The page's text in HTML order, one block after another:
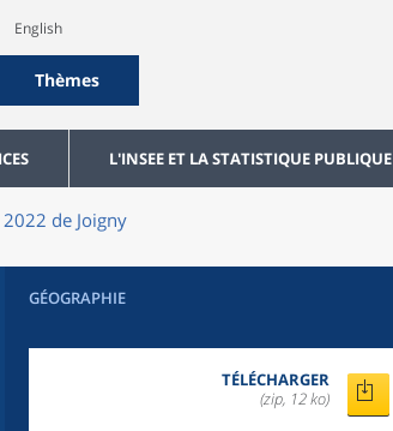
English
Thèmes
L'INSEE ET LA STATISTIQUE PUBLIQUE
2022 de Joigny
GÉOGRAPHIE
TÉLÉCHARGER
(zip, 12 ko)